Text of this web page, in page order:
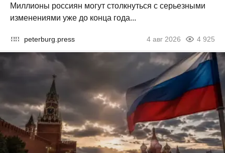
Миллионы россиян могут столкнуться с серьезными
изменениями уже до конца года...
peterburg.press 4 авг 2026 4 925